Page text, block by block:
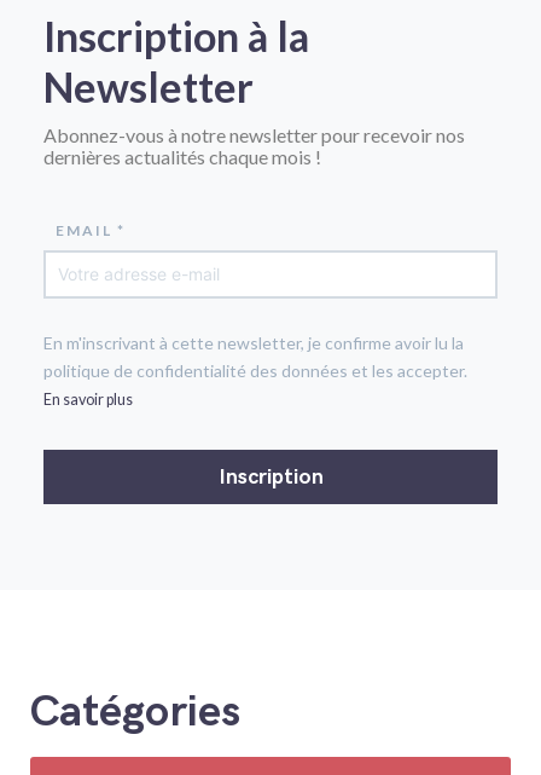
Inscription à la
Newsletter
Abonnez-vous à notre newsletter pour recevoir nos
dernières actualités chaque mois !
EMAIL *
En m'inscrivant à cette newsletter, je confirme avoir lu la
politique de confidentialité des données et les accepter.
En savoir plus
Catégories